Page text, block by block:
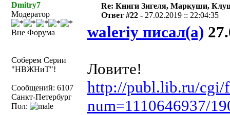
Dmitry7
Модератор
Вне Форума
Соберем Серии
"НВЖНиТ"!
Сообщений: 6107
Санкт-Петербург
Пол:
Re: Книги Зигеля, Маркуши,
Ответ #22 - 27.02.2019 :: 22:04:35
waleriy писал(а)
Ловите!
http://publ.lib.ru/cgi/
num=1110646937/